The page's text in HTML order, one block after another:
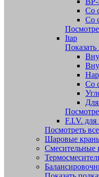
Со
Со
Itap
Показать
Со
F.I.V. для
Посмотреть
Шаровые
Смесительные